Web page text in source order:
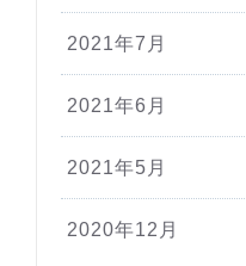
2021年7月
2021年6月
2021年5月
2020年12月